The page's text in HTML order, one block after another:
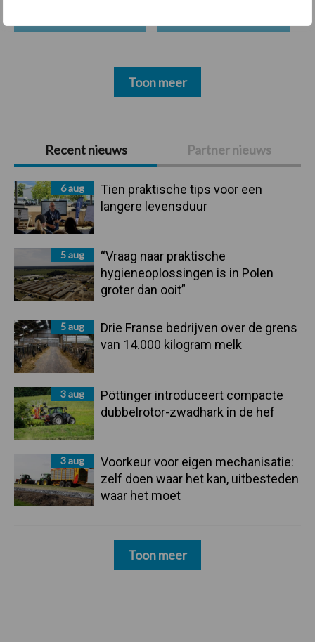
Primaire
Sidebar
Recent nieuws Partner nieuws
6 aug
Tien praktische tips voor een
langere levensduur
5 aug
“Vraag naar praktische
hygieneoplossingen is in Polen
groter dan ooit”
5 aug
Drie Franse bedrijven over de grens
van 14.000 kilogram melk
3 aug
Pöttinger introduceert compacte
dubbelrotor-zwadhark in de hef
3 aug
Voorkeur voor eigen mechanisatie:
zelf doen waar het kan, uitbesteden
waar het moet
Toon meer
Toon meer